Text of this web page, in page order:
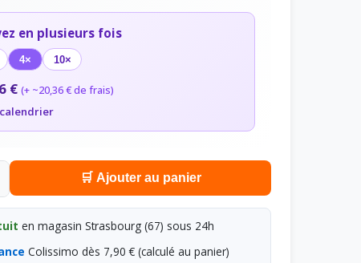
en plusieurs fois
4× 10×
€ (+ ~20,36 € de frais)
🛒 Ajouter au panier
en magasin Strasbourg (67) sous 24h
Colissimo dès 7,90 € (calculé au panier)